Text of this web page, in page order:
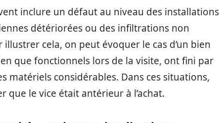
inclure un défaut au niveau des installations
détériorées ou des infiltrations non
cela, on peut évoquer le cas d’un bien
que fonctionnels lors de la visite, ont fini par
matériels considérables. Dans ces situations,
que le vice était antérieur à l’achat.